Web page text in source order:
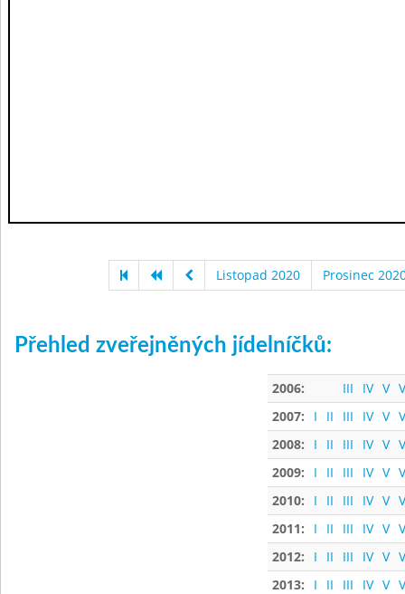
Listopad 2020 Prosinec
Přehled zveřejněných jídelníčků:
2006: III IV V
2007:
I II III IV V
2008:
I II III IV V
2009:
I II III IV V
2010:
I II III IV V
2011:
I II III IV V
2012:
I II III IV V
2013:
I II III IV V